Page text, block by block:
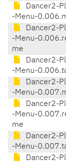
Dancer2-
-Menu-
Dancer2-
-Menu-
me
Dancer2-
-Menu-
Dancer2-
-Menu-
Dancer2-
-Menu-
me
Dancer2-
-Menu-
Dancer2-